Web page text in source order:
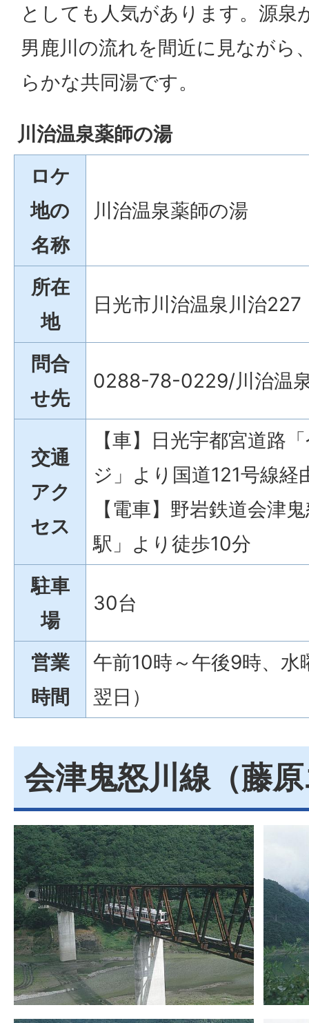
としても人気があります。源泉
男鹿川の流れを間近に見ながら
らかな共同湯です。
川治温泉薬師の湯
ロケ
地の
名称
川治温泉薬師の湯
所在
地
日光市川治温泉川治227
問合
せ先
0288-78-0229/川治温
交通
アク
セス
【車】日光宇都宮道路
ジ」より国道121号線
【電車】野岩鉄道会津
駅」より徒歩10分
駐車
場
30台
営業
時間
午前10時～午後9時、
翌日）
会津鬼怒川線（藤